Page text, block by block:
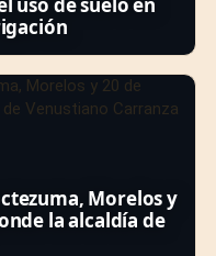
Morelos y
la alcaldía de